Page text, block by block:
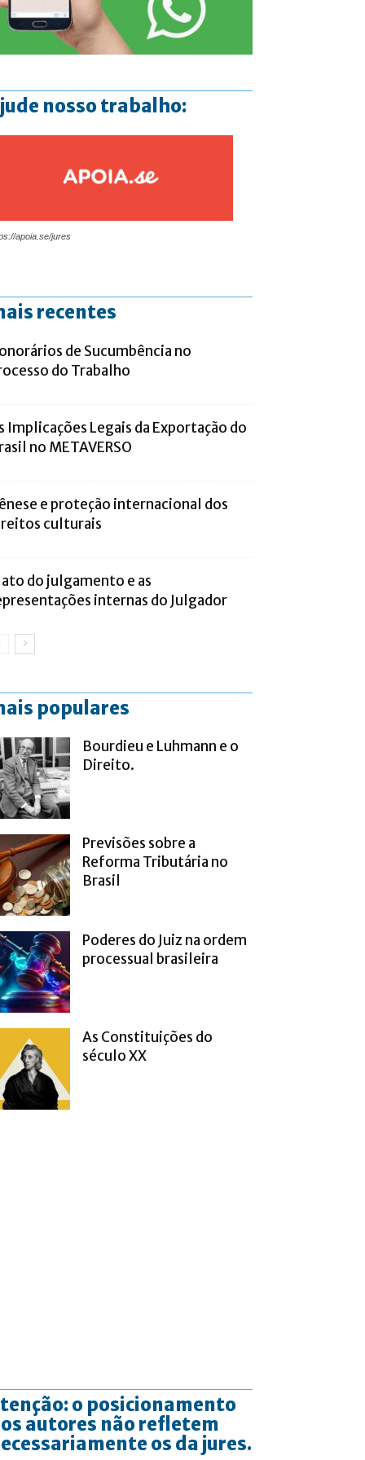
nosso trabalho:
apoia.se/jures
recentes
de Sucumbência no
do Trabalho
Implicações Legais da Exportação do
no METAVERSO
e proteção internacional dos
culturais
ato do julgamento e as
internas do Julgador
populares
Bourdieu e Luhmann e o
Direito.
Previsões sobre a
Reforma Tributária no
Brasil
Poderes do Juiz na ordem
processual brasileira
As Constituições do
século XX
o posicionamento
autores não refletem
os da jures.